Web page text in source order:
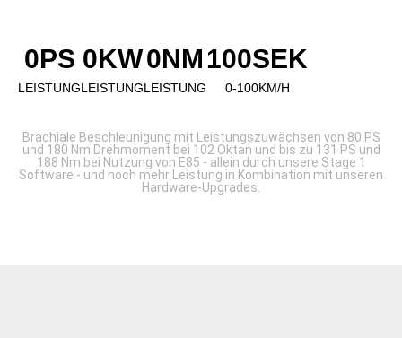
LEISTUNG
0PS
LEISTUNG
0KW
LEISTUNG
0NM
0-100KM/H
100SEK
Brachiale Beschleunigung mit Leistungszuwächsen von 80 PS
und 180 Nm Drehmoment bei 102 Oktan und bis zu 131 PS und
188 Nm bei Nutzung von E85 - allein durch unsere Stage 1
Software - und noch mehr Leistung in Kombination mit unseren
Hardware-Upgrades.